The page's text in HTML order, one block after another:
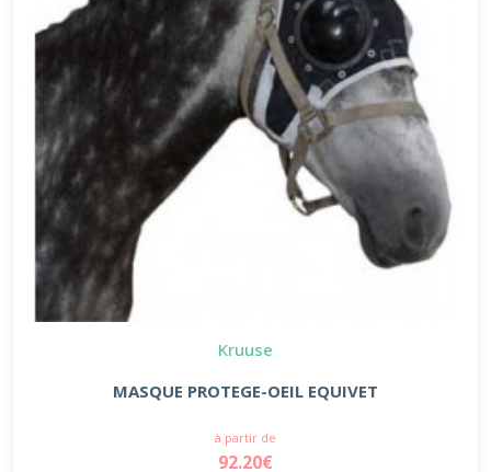
Kruuse
MASQUE PROTEGE-OEIL EQUIVET
à partir de
92.20€